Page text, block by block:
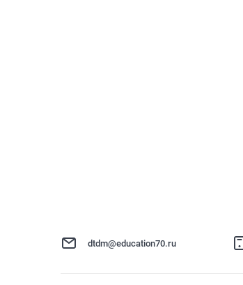
dtdm@education70.ru